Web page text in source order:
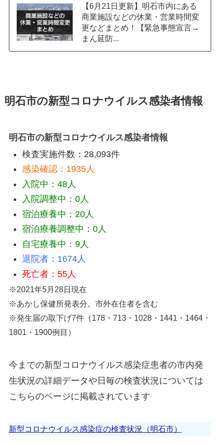
【6月21日更新】明石市内にある
商業施設などの休業・営業時間変
更などまとめ！【緊急事態宣言→
まん延防...
明石市の新型コロナウイルス感染者情報
明石市の新型コロナウイルス感染者情報
検査実施件数：28,093件
感染確認：1935人
入院中：48人
入院調整中：0人
宿泊療養中：20人
宿泊療養調整中：0人
自宅療養中：9人
退院者：1674人
死亡者：55人
※2021年5月28日現在
※あかし保健所発表分。市外在住者を含む
※発生届の取下げ7件（178・713・1028・1441・1464・
1801・1900例目）
今までの新型コロナウイルス感染症患者の市内発
生状況の詳細データや日毎の検査状況については
こちらのページに掲載されています
新型コロナウイルス感染症の検査状況（明石市）